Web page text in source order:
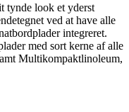
tynde look et yderst
ved at have alle
integreret.
med sort kerne af alle
Multikompaktlinoleum,